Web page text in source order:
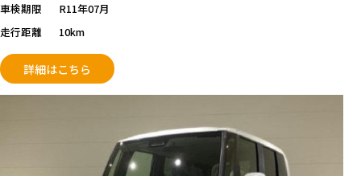
車検期限
R11年07月
走行距離
10km
詳細はこちら